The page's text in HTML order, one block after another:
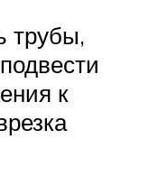
трубы,
к